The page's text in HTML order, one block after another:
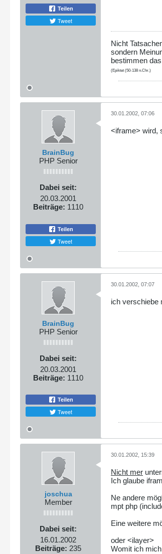
Teilen
Tweet
Nicht
sondern
bestimmen
(Epiktet (50-138 n.Chr.)
BrainBug
PHP Senior
Dabei seit:
20.03.2001
Beiträge: 1110
Teilen
Tweet
30.01.2002, 07:06
<iframe> wird,
BrainBug
PHP Senior
Dabei seit:
20.03.2001
Beiträge: 1110
Teilen
Tweet
30.01.2002, 07:07
ich verschiebe
joschua
Member
Dabei seit:
16.01.2002
Beiträge: 235
30.01.2002, 15:39
Nicht mer
Ich glaube
Ne andere
mpt php
Eine weitere
oder <ilayer>
Womit ich